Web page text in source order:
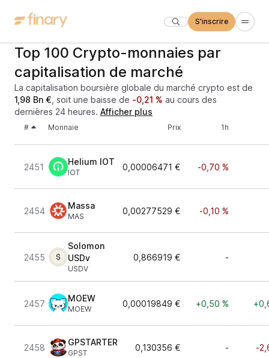
S'inscrire
Top 100 Crypto-monnaies par
capitalisation de marché
La capitalisation boursière globale du marché crypto est de
1,98 Bn € , soit une baisse de -0,21 % au cours des
dernières 24 heures. Afficher plus
# Monnaie Prix 1h
2451
Helium IOT
IOT
0,00006471 € -0,70 %
2454
Massa
MAS
0,00277529 € -0,10 %
2455
Solomon
USDv
USDV
0,866919 € -
2457
MOEW
MOEW
0,00019849 € +0,50 %
2458
GPSTARTER
GPST
0,130356 € - -